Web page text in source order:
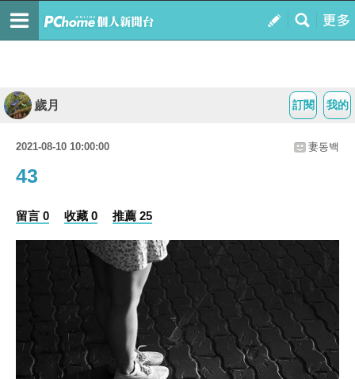
我的
訂閱
歲月
2021-08-10 10:00:00 妻동백
43
留言 0 收藏 0 推薦 25